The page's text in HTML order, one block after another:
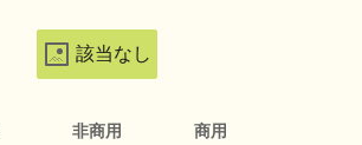
該当なし
非商用 商用